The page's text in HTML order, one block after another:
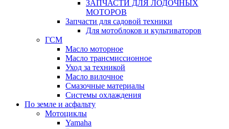
ЗАПЧАСТИ ДЛЯ ЛОДОЧНЫХ
МОТОРОВ
Запчасти для садовой техники
Для мотоблоков и культиваторов
ГСМ
Масло моторное
Масло трансмиссионное
Уход за техникой
Масло вилочное
Смазочные материалы
Системы охлаждения
По земле и асфальту
Мотоциклы
Yamaha